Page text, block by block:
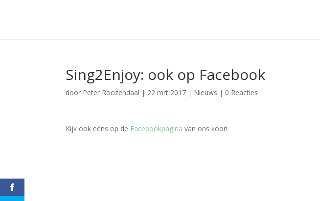
Sing2Enjoy: ook op Facebook
door Peter Roozendaal | 22 mrt 2017 | Nieuws | 0 Reacties
Kijk ook eens op de Facebookpagina van ons koor!